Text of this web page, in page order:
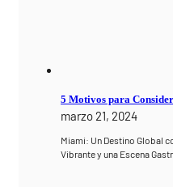
5 Motivos para
marzo 21, 2024
Miami: Un Destino Global
Vibrante y una Escena